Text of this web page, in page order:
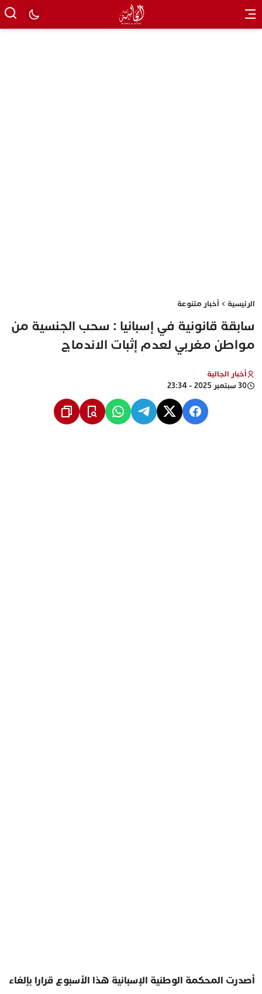
الرئيسية أخبار متنوعة
سابقة قانونية في إسبانيا : سحب الجنسية من
مواطن مغربي لعدم إثبات الاندماج
أخبار الجالية
30 سبتمبر 2025 - 23:34
أصدرت المحكمة الوطنية الإسبانية هذا الأسبوع قرارا بإلغاء